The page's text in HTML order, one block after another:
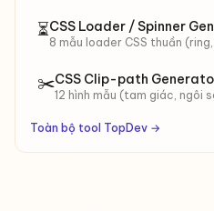
dùng.
⏳CSS Loader / Spinner
8 mẫu loader CSS thuần
✂️CSS Clip-path
12 hình mẫu (tam giác, ngôi
copy CSS.
Toàn bộ tool TopDev →